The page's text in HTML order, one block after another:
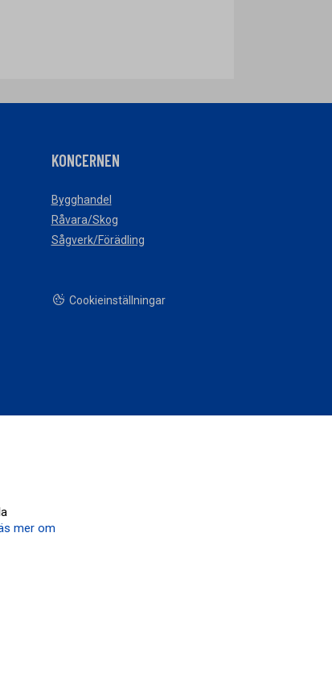
KONCERNEN
Bygghandel
Råvara/Skog
Sågverk/Förädling
Cookieinställningar
mer om